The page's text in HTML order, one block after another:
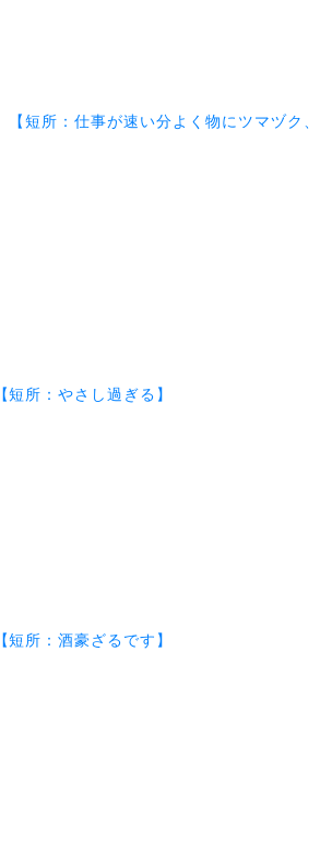
【短所：仕事が速い分よく物にツマヅク、
【短所：やさし過ぎる】
【短所：酒豪ざるです】